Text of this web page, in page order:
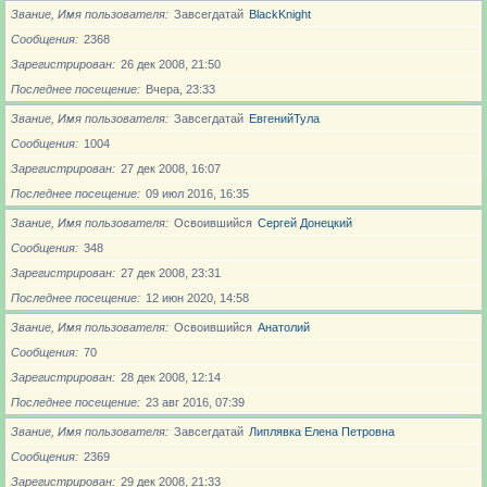
Звание, Имя пользователя Завсегдатай BlackKnight
Сообщения
2368
Зарегистрирован
26 дек 2008, 21:50
Последнее посещение
Вчера, 23:33
Звание, Имя пользователя Завсегдатай ЕвгенийТула
Сообщения
1004
Зарегистрирован
27 дек 2008, 16:07
Последнее посещение
09 июл 2016, 16:35
Звание, Имя пользователя Освоившийся Сергей Донецкий
Сообщения
348
Зарегистрирован
27 дек 2008, 23:31
Последнее посещение
12 июн 2020, 14:58
Звание, Имя пользователя Освоившийся Анатолий
Сообщения
70
Зарегистрирован
28 дек 2008, 12:14
Последнее посещение
23 авг 2016, 07:39
Звание, Имя пользователя Завсегдатай Липлявка Елена Петровна
Сообщения
2369
Зарегистрирован
29 дек 2008, 21:33